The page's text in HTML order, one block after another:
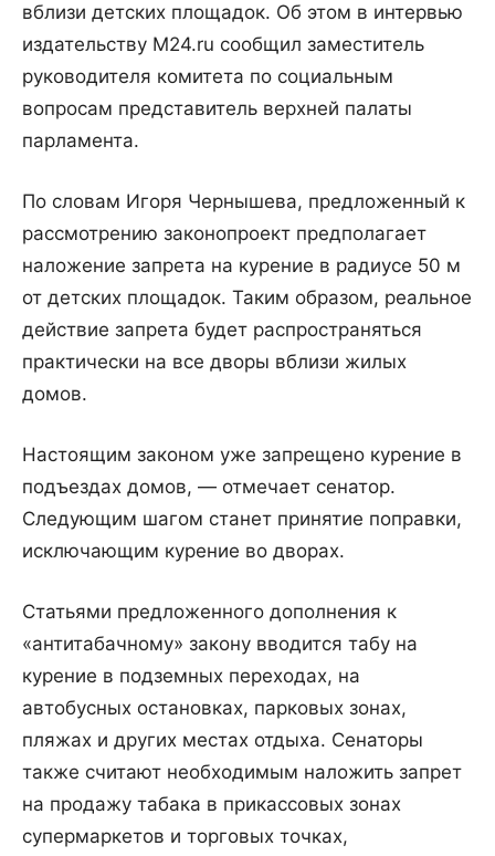
вблизи детских площадок. Об этом в интервью
издательству M24.ru сообщил заместитель
руководителя комитета по социальным
вопросам представитель верхней палаты
парламента.
По словам Игоря Чернышева, предложенный к
рассмотрению законопроект предполагает
наложение запрета на курение в радиусе 50 м
от детских площадок. Таким образом, реальное
действие запрета будет распространяться
практически на все дворы вблизи жилых
домов.
Настоящим законом уже запрещено курение в
подъездах домов, — отмечает сенатор.
Следующим шагом станет принятие поправки,
исключающим курение во дворах.
Статьями предложенного дополнения к
«антитабачному» закону вводится табу на
курение в подземных переходах, на
автобусных остановках, парковых зонах,
пляжах и других местах отдыха. Сенаторы
также считают необходимым наложить запрет
на продажу табака в прикассовых зонах
супермаркетов и торговых точках,